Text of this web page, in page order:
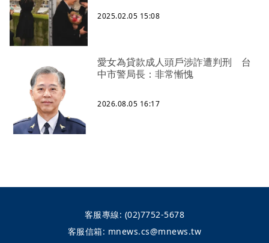
2025.02.05 15:08
愛女為貸款成人頭戶涉詐遭判刑 台
中市警局長：非常慚愧
2026.08.05 16:17
客服專線: (02)7752-5678
客服信箱: mnews.cs@mnews.tw